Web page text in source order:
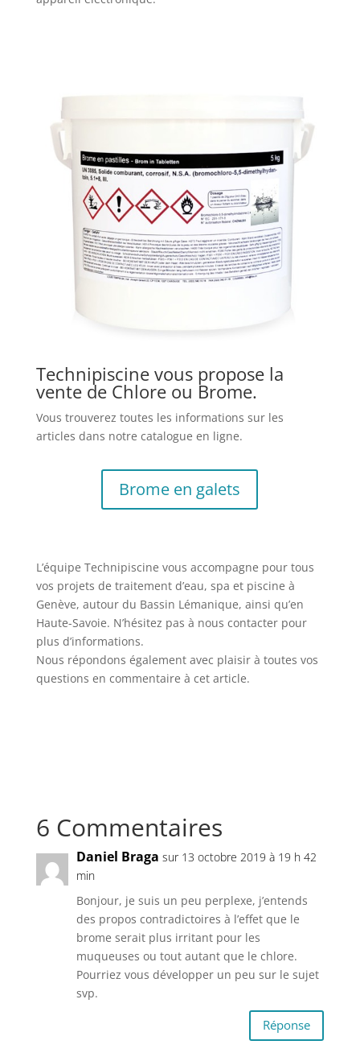
Technipiscine vous propose la
vente de Chlore ou Brome.
Vous trouverez toutes les informations sur les
articles dans notre catalogue en ligne.
Brome en galets
L’équipe Technipiscine vous accompagne pour tous
vos projets de traitement d’eau, spa et piscine à
Genève, autour du Bassin Lémanique, ainsi qu’en
Haute-Savoie. N’hésitez pas à nous contacter pour
plus d’informations.
Nous répondons également avec plaisir à toutes vos
questions en commentaire à cet article.
6 Commentaires
Daniel Braga sur 13 octobre 2019 à 19 h 42
min
Bonjour, je suis un peu perplexe, j’entends
des propos contradictoires à l’effet que le
brome serait plus irritant pour les
muqueuses ou tout autant que le chlore.
Pourriez vous développer un peu sur le sujet
svp.
Réponse